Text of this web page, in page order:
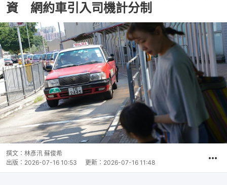
資 網約車引入司機計分制
撰文： 林彥汛 蘇俊希
出版： 2026-07-16 10:53 更新： 2026-07-16 11:48